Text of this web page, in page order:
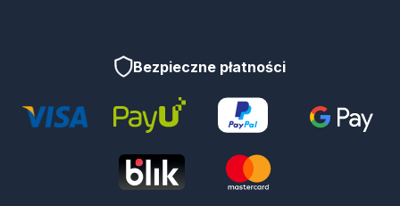
Bezpieczne płatności